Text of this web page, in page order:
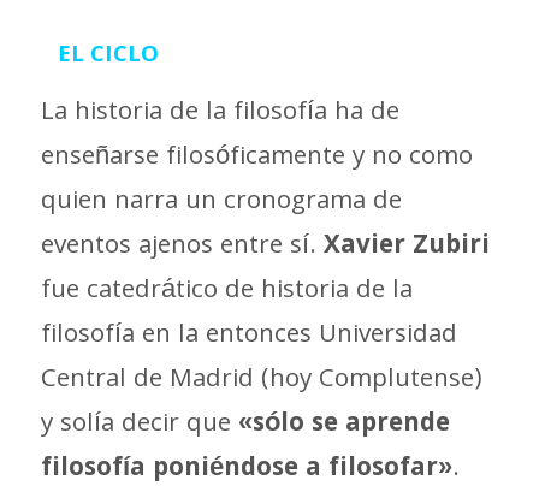
EL CICLO
La historia de la filosofía ha de
enseñarse filosóficamente y no como
quien narra un cronograma de
eventos ajenos entre sí. Xavier Zubiri
fue catedrático de historia de la
filosofía en la entonces Universidad
Central de Madrid (hoy Complutense)
y solía decir que «sólo se aprende
filosofía poniéndose a filosofar».